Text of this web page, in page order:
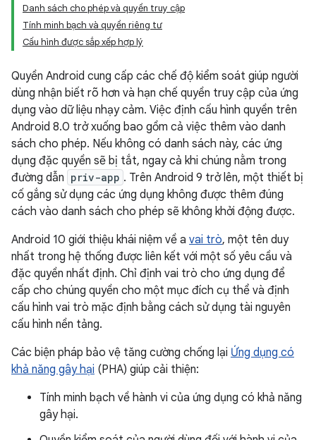
Danh sách cho phép và quyền truy cập
Tính minh bạch và quyền riêng tư
Cấu hình được sắp xếp hợp lý
Quyền Android cung cấp các chế độ kiểm soát giúp người
dùng nhận biết rõ hơn và hạn chế quyền truy cập của ứng
dụng vào dữ liệu nhạy cảm. Việc định cấu hình quyền trên
Android 8.0 trở xuống bao gồm cả việc thêm vào danh
sách cho phép. Nếu không có danh sách này, các ứng
dụng đặc quyền sẽ bị tắt, ngay cả khi chúng nằm trong
đường dẫn priv-app . Trên Android 9 trở lên, một thiết bị
cố gắng sử dụng các ứng dụng không được thêm đúng
cách vào danh sách cho phép sẽ không khởi động được.
Android 10 giới thiệu khái niệm về a vai trò, một tên duy
nhất trong hệ thống được liên kết với một số yêu cầu và
đặc quyền nhất định. Chỉ định vai trò cho ứng dụng để
cấp cho chúng quyền cho một mục đích cụ thể và định
cấu hình vai trò mặc định bằng cách sử dụng tài nguyên
cấu hình nền tảng.
Các biện pháp bảo vệ tăng cường chống lại Ứng dụng có
khả năng gây hại (PHA) giúp cải thiện:
Tính minh bạch về hành vi của ứng dụng có khả năng
gây hại.